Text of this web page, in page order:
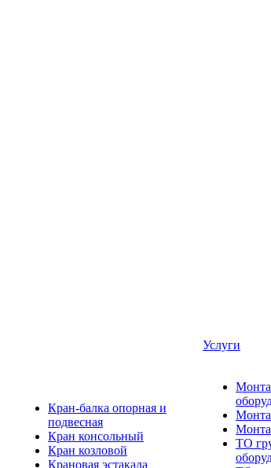
Кран-балка опорная и
подвесная
Кран консольный
Кран козловой
Крановая эстакада
Услуги
ТО